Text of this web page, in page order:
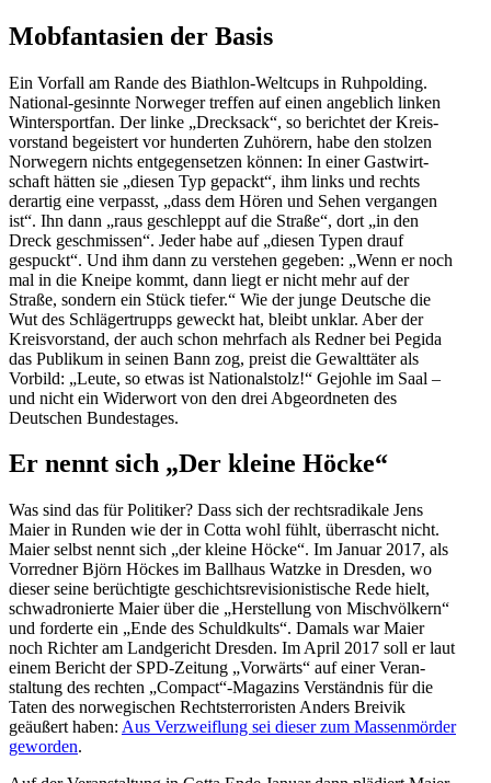
Mobfan­tasien der Basis
Ein Vorfall am Rande des Biathlon-Weltcups in Ruhpolding.
National-gesinnte Norweger treffen auf einen angeblich linken
Winter­sportfan. Der linke „Drecksack“, so berichtet der Kreis­
vor­stand begeistert vor hunderten Zuhörern, habe den stolzen
Norwegern nichts entge­gen­setzen können: In einer Gastwirt­
schaft hätten sie „diesen Typ gepackt“, ihm links und rechts
derartig eine verpasst, „dass dem Hören und Sehen vergangen
ist“. Ihn dann „raus geschleppt auf die Straße“, dort „in den
Dreck geschmissen“. Jeder habe auf „diesen Typen drauf
gespuckt“. Und ihm dann zu verstehen gegeben: „Wenn er noch
mal in die Kneipe kommt, dann liegt er nicht mehr auf der
Straße, sondern ein Stück tiefer.“ Wie der junge Deutsche die
Wut des Schlä­ger­trupps geweckt hat, bleibt unklar. Aber der
Kreis­vor­stand, der auch schon mehrfach als Redner bei Pegida
das Publikum in seinen Bann zog, preist die Gewalt­täter als
Vorbild: „Leute, so etwas ist Natio­nal­stolz!“ Gejohle im Saal –
und nicht ein Widerwort von den drei Abgeord­neten des
Deutschen Bundestages.
Er nennt sich „Der kleine Höcke“
Was sind das für Politiker? Dass sich der rechts­ra­dikale Jens
Maier in Runden wie der in Cotta wohl fühlt, überrascht nicht.
Maier selbst nennt sich „der kleine Höcke“. Im Januar 2017, als
Vorredner Björn Höckes im Ballhaus Watzke in Dresden, wo
dieser seine berüch­tigte geschichts­re­vi­sio­nis­tische Rede hielt,
schwa­dro­nierte Maier über die „Herstellung von Misch­völkern“
und forderte ein „Ende des Schuld­kults“. Damals war Maier
noch Richter am Landge­richt Dresden. Im April 2017 soll er laut
einem Bericht der SPD-Zeitung „Vorwärts“ auf einer Veran­
staltung des rechten „Compact“-Magazins Verständnis für die
Taten des norwe­gi­schen Rechts­ter­ro­risten Anders Breivik
geäußert haben: Aus Verzweiflung sei dieser zum Massen­mörder
geworden.